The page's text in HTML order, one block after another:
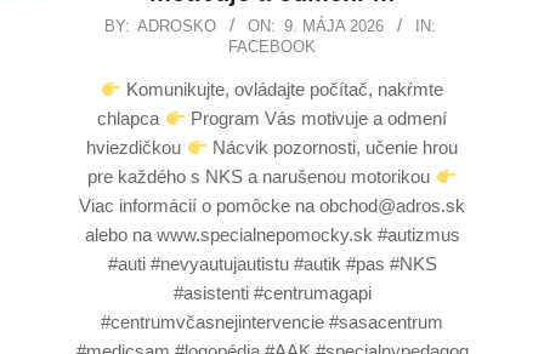
BY: ADROSKO ON: 9. MÁJA 2026
IN:
FACEBOOK
Komunikujte, ovládajte počítač, nakŕmte
chlapca
Program Vás motivuje a odmení
hviezdičkou
Nácvik pozornosti, učenie hrou
pre každého s NKS a narušenou motorikou
Viac informácií o pomôcke na obchod@adros.sk
alebo na www.specialnepomocky.sk #autizmus
#auti #nevyautujautistu #autik #pas #NKS
#asistenti #centrumagapi
#centrumvčasnejintervencie #sasacentrum